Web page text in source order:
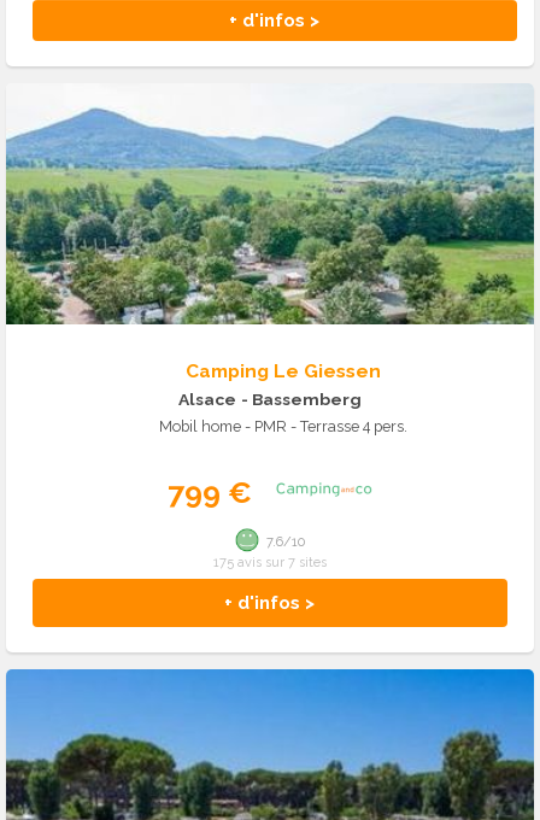
+ d'infos >
Camping Le Giessen
Alsace - Bassemberg
Mobil home - PMR - Terrasse 4 pers.
799 €
+ d'infos >
7.6/10
175 avis sur 7 sites